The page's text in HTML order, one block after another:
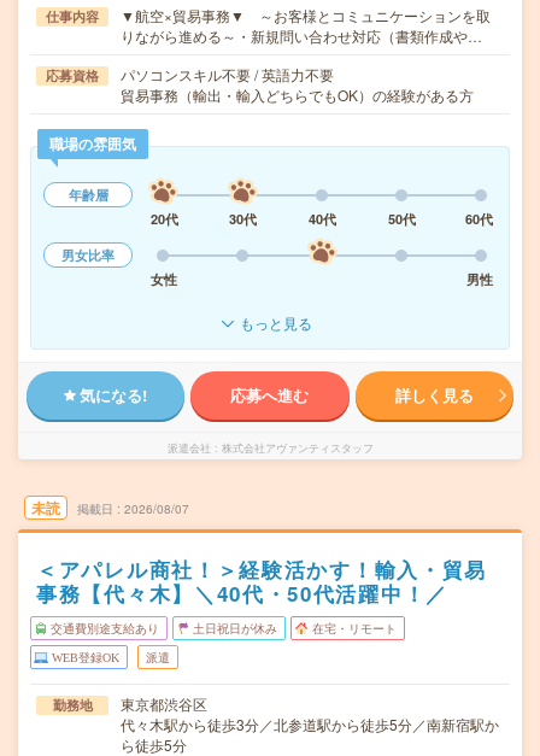
仕事内容
▼航空×貿易事務▼ ～お客様とコミュニケーションを取
りながら進める～・新規問い合わせ対応（書類作成や…
応募資格
パソコンスキル不要 / 英語力不要
貿易事務（輸出・輸入どちらでもOK）の経験がある方
職場の雰囲気
年齢層
20代
30代 40代 50代
60代
男女比率
女性
男性
もっと見る
気になる! 応募へ進む 詳しく見る
派遣会社 株式会社アヴァンティスタッフ
未読 掲載日 2026/08/07
＜アパレル商社！＞経験活かす！輸入・貿易
事務【代々木】＼40代・50代活躍中！／
交通費別途支給あり 土日祝日が休み 在宅・リモート
WEB登録OK 派遣
勤務地
東京都渋谷区
代々木駅から徒歩3分／北参道駅から徒歩5分／南新宿駅か
ら徒歩5分